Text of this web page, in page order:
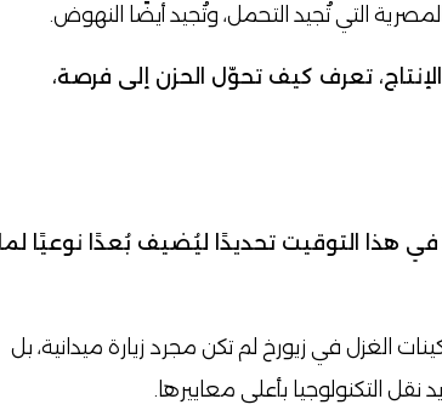
التي تُجيد التحمل، وتُجيد أيضًا النهوض.
تعرف كيف تحوّل الحزن إلى فرصة،
هذا التوقيت تحديدًا ليُضيف بُعدًا نوعيًا لما
الغزل في زيورخ لم تكن مجرد زيارة ميدانية، بل
التكنولوجيا بأعلى معاييرها.